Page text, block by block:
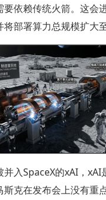
要依赖传统火箭。这会
部署算力总规模扩大
并入SpaceX的xAI，xAI
斯克在发布会上没有重